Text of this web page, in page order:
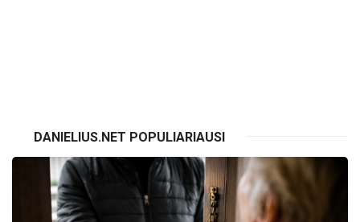
DANIELIUS.NET POPULIARIAUSI